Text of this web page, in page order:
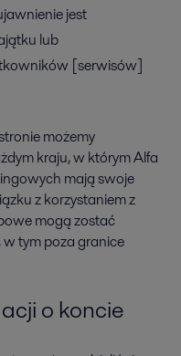
jest
lub
[serwisów]
możemy
kraju, w którym Alfa
mają swoje
z korzystaniem z
mogą zostać
tym poza granice
o koncie